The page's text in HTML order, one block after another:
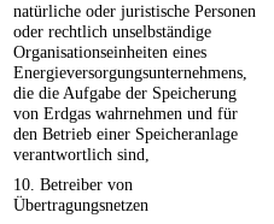
natürliche oder juristische Personen
oder rechtlich unselbständige
Organisationseinheiten eines
Energieversorgungsunternehmens,
die die Aufgabe der Speicherung
von Erdgas wahrnehmen und für
den Betrieb einer Speicheranlage
verantwortlich sind,
10. Betreiber von
Übertragungsnetzen